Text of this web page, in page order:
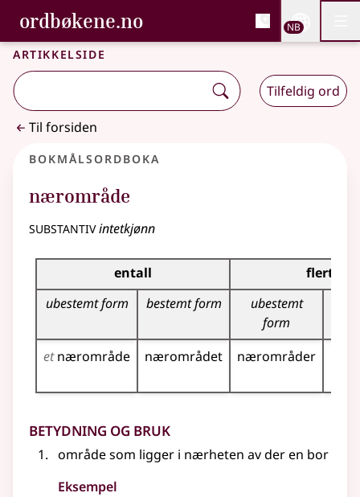
Gå til hovedinnhold
Tilgjengelighet
ordbøkene.no, Bokmålsordboka og
Bokmålsordboka og Nynorskordboka
NB
Artikkelside
Tilfeldig ord
Til forsiden
Bokmålsordboka
nærområde
substantivintetkjønn
Bøyingstabell for dette substantivet
entall
flertall
ubestemt form
bestemt form
ubestemt
form
etnærområde nærområdet nærområder
Betydning og bruk
område som ligger i nærheten av der en bor
Eksempel